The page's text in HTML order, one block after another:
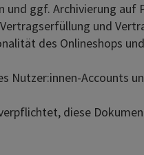
ggf. Archivierung auf
und
des Onlineshops
Nutzer:innen-Accounts
diese